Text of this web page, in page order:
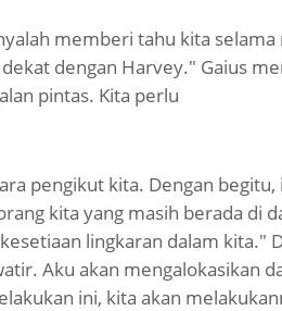
memberi tahu kita
dengan Harvey." Gaius
pintas. Kita perlu
pengikut kita. Dengan begitu,
kita yang masih berada di
lingkaran dalam kita."
Aku akan mengalokasikan
ini, kita akan